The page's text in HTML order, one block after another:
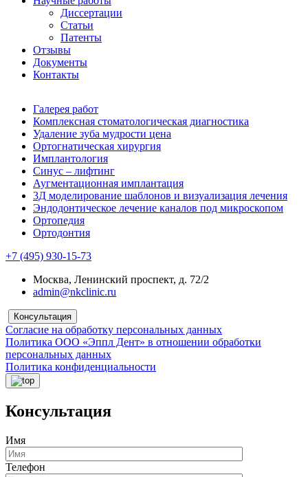
Диссертации
Статьи
Патенты
Отзывы
Документы
Контакты
Галерея работ
Комплексная стоматологическая диагностика
Удаление зуба мудрости цена
Ортогнатическая хирургия
Имплантология
Синус – лифтинг
Аугментационная имплантация
3Д моделирование шаблонов и визуализация лечения
Эндодонтическое лечение каналов под микроскопом
Ортопедия
Ортодонтия
+7 (495) 930-15-73
Москва, Ленинский проспект, д. 72/2
admin@nkclinic.ru
Консультация
Согласие на обработку персональных данных
Политика ООО «Эппл Дент» в отношении обработки
персональных данных
Политика конфиденциальности
Консультация
Имя
Телефон